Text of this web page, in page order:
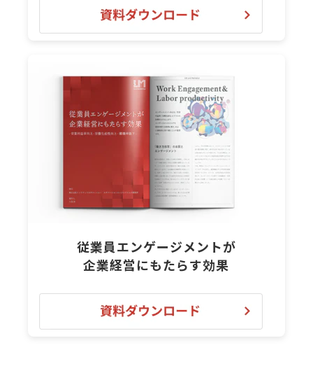
従業員エンゲージメントが
企業経営にもたらす効果